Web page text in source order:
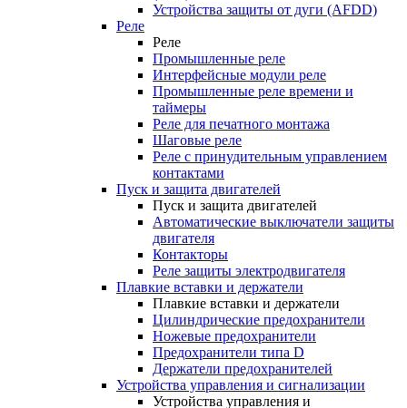
Устройства защиты от дуги (AFDD)
Реле
Реле
Промышленные реле
Интерфейсные модули реле
Промышленные реле времени и
таймеры
Реле для печатного монтажа
Шаговые реле
Реле с принудительным управлением
контактами
Пуск и защита двигателей
Пуск и защита двигателей
Автоматические выключатели защиты
двигателя
Контакторы
Реле защиты электродвигателя
Плавкие вставки и держатели
Плавкие вставки и держатели
Цилиндрические предохранители
Ножевые предохранители
Предохранители типа D
Держатели предохранителей
Устройства управления и сигнализации
Устройства управления и